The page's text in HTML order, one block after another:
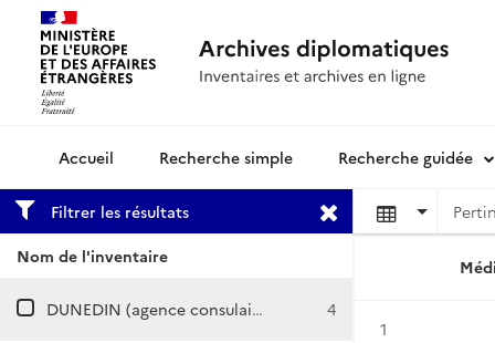
Archives diplomatiquesRecherche simple Recherche guidée
Filtrer les résultats
Nom de l'inventaire
DUNEDIN (agence consulaire) 4
Résultat n°
1